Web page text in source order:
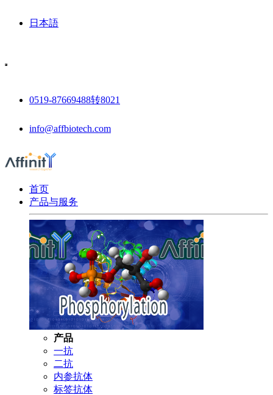
日本語
0519-87669488转8021
info@affbiotech.com
首页
产品与服务
产品
一抗
二抗
内参抗体
标签抗体